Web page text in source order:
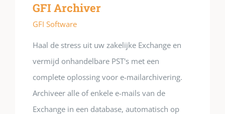
GFI Archiver
GFI Software
Haal de stress uit uw zakelijke Exchange en
vermijd onhandelbare PST's met een
complete oplossing voor e-mailarchivering.
Archiveer alle of enkele e-mails van de
Exchange in een database, automatisch op